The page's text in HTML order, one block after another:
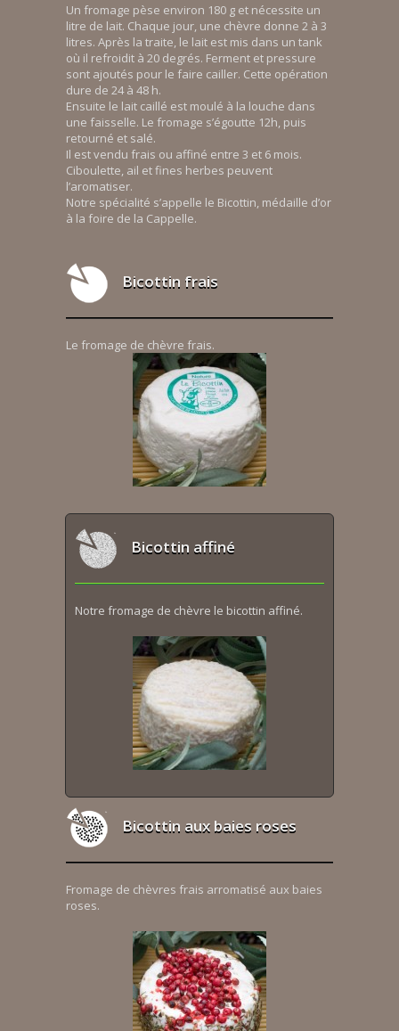
Un fromage pèse environ 180 g et nécessite un
litre de lait. Chaque jour, une chèvre donne 2 à 3
litres. Après la traite, le lait est mis dans un tank
où il refroidit à 20 degrés. Ferment et pressure
sont ajoutés pour le faire cailler. Cette opération
dure de 24 à 48 h.
Ensuite le lait caillé est moulé à la louche dans
une faisselle. Le fromage s’égoutte 12h, puis
retourné et salé.
Il est vendu frais ou affiné entre 3 et 6 mois.
Ciboulette, ail et fines herbes peuvent
l’aromatiser.
Notre spécialité s’appelle le Bicottin, médaille d’or
à la foire de la Cappelle.
Bicottin frais
Le fromage de chèvre frais.
Bicottin affiné
Notre fromage de chèvre le bicottin affiné.
Bicottin aux baies roses
Fromage de chèvres frais arromatisé aux baies
roses.